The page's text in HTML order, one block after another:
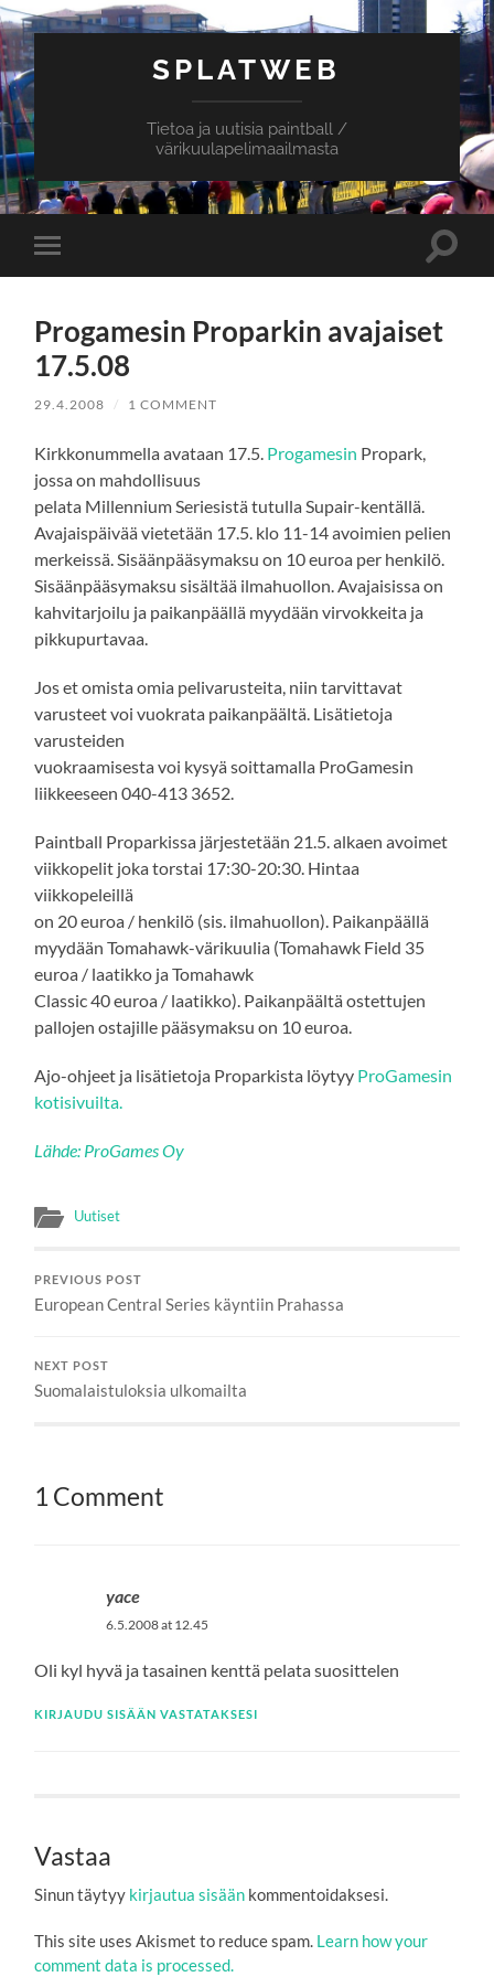
SPLATWEB
Tietoa ja uutisia paintball /
värikuulapelimaailmasta
Toggle
mobile
Toggle
Progamesin Proparkin avajaiset
17.5.08
29.4.2008 / 1 COMMENT
Kirkkonummella avataan 17.5. Progamesin Propark,
jossa on mahdollisuus
pelata Millennium Seriesistä tutulla Supair-kentällä.
Avajaispäivää vietetään 17.5. klo 11-14 avoimien pelien
merkeissä. Sisäänpääsymaksu on 10 euroa per henkilö.
Sisäänpääsymaksu sisältää ilmahuollon. Avajaisissa on
kahvitarjoilu ja paikanpäällä myydään virvokkeita ja
pikkupurtavaa.
Jos et omista omia pelivarusteita, niin tarvittavat
varusteet voi vuokrata paikanpäältä. Lisätietoja
varusteiden
vuokraamisesta voi kysyä soittamalla ProGamesin
liikkeeseen 040-413 3652.
Paintball Proparkissa järjestetään 21.5. alkaen avoimet
viikkopelit joka torstai 17:30-20:30. Hintaa
viikkopeleillä
on 20 euroa / henkilö (sis. ilmahuollon). Paikanpäällä
myydään Tomahawk-värikuulia (Tomahawk Field 35
euroa / laatikko ja Tomahawk
Classic 40 euroa / laatikko). Paikanpäältä ostettujen
pallojen ostajille pääsymaksu on 10 euroa.
Ajo-ohjeet ja lisätietoja Proparkista löytyy ProGamesin
kotisivuilta.
Lähde: ProGames Oy
Uutiset
PREVIOUS POST
European Central Series käyntiin Prahassa
NEXT POST
Suomalaistuloksia ulkomailta
1 Comment
yace
6.5.2008 at 12.45
Oli kyl hyvä ja tasainen kenttä pelata suosittelen
KIRJAUDU SISÄÄN VASTATAKSESI
Vastaa
Sinun täytyy kirjautua sisään kommentoidaksesi.
This site uses Akismet to reduce spam. Learn how your
comment data is processed.